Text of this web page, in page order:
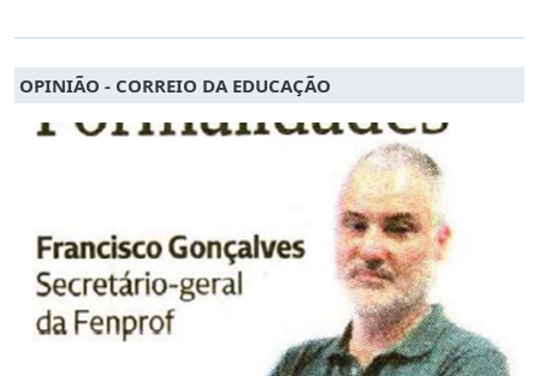
OPINIÃO - CORREIO DA EDUCAÇÃO